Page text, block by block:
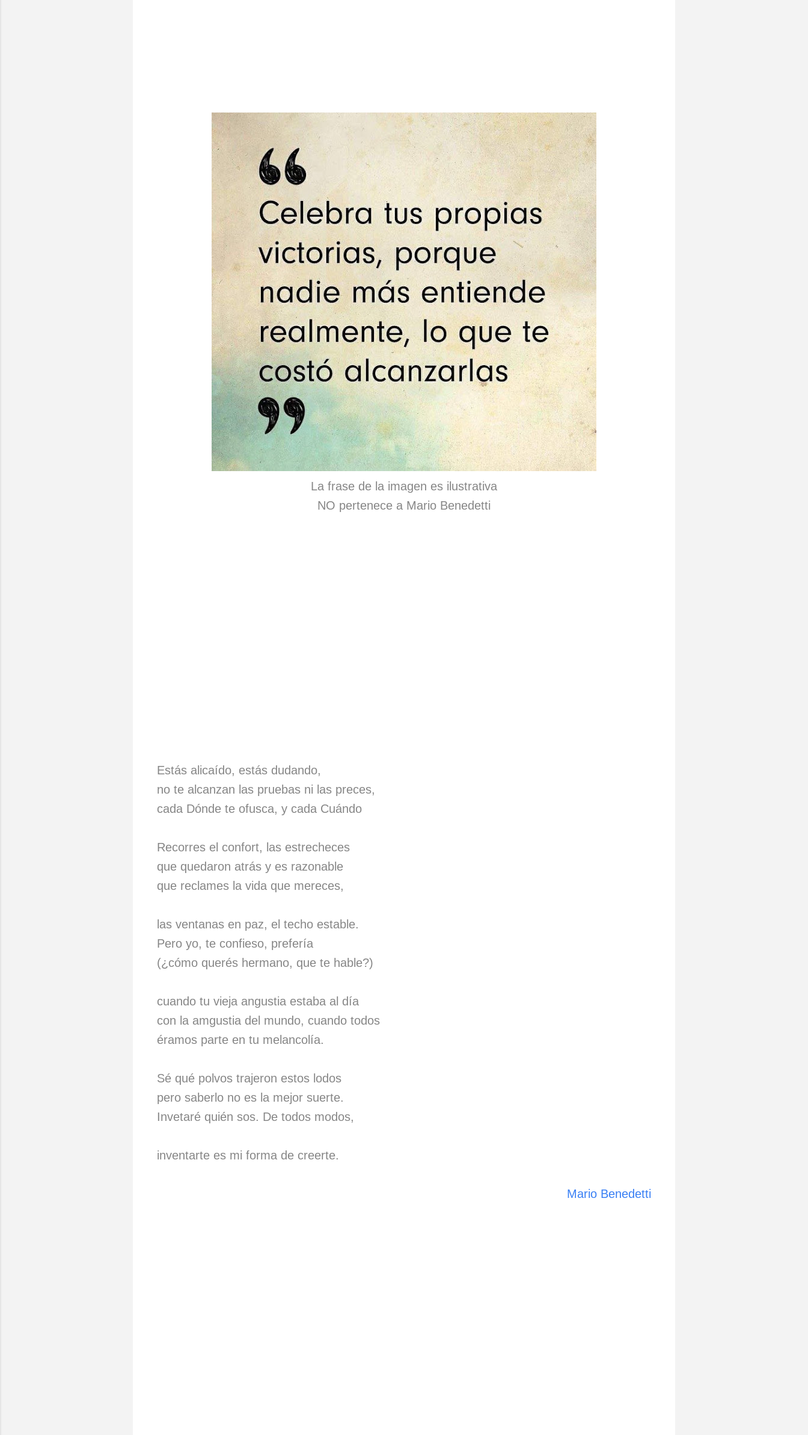
La frase de la imagen es ilustrativa
NO pertenece a Mario Benedetti
Estás alicaído, estás dudando,
no te alcanzan las pruebas ni las preces,
cada Dónde te ofusca, y cada Cuándo
Recorres el confort, las estrecheces
que quedaron atrás y es razonable
que reclames la vida que mereces,
las ventanas en paz, el techo estable.
Pero yo, te confieso, prefería
(¿cómo querés hermano, que te hable?)
cuando tu vieja angustia estaba al día
con la amgustia del mundo, cuando todos
éramos parte en tu melancolía.
Sé qué polvos trajeron estos lodos
pero saberlo no es la mejor suerte.
Invetaré quién sos. De todos modos,
inventarte es mi forma de creerte.
Mario Benedetti